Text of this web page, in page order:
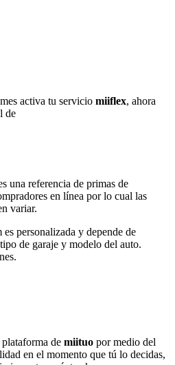
activa tu servicio miiflex, ahora
de
una referencia de primas de
en línea por lo cual las
variar.
personalizada y depende de
de garaje y modelo del auto.
de miituo por medio del
en el momento que tú lo decidas,